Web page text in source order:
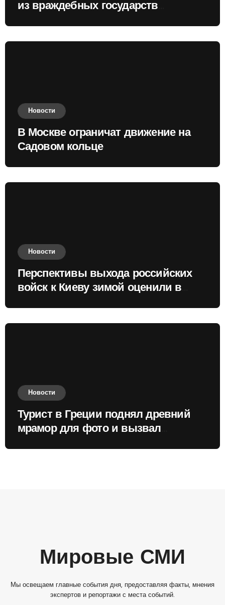
из враждебных государств
Новости
В Москве ограничат движение на
Садовом кольце
Новости
Перспективы выхода российских
войск к Киеву зимой оценили в
Новости
Турист в Греции поднял древний
мрамор для фото и вызвал
Мировые СМИ
Мы освещаем главные события дня, предоставляя факты, мнения
экспертов и репортажи с места событий.